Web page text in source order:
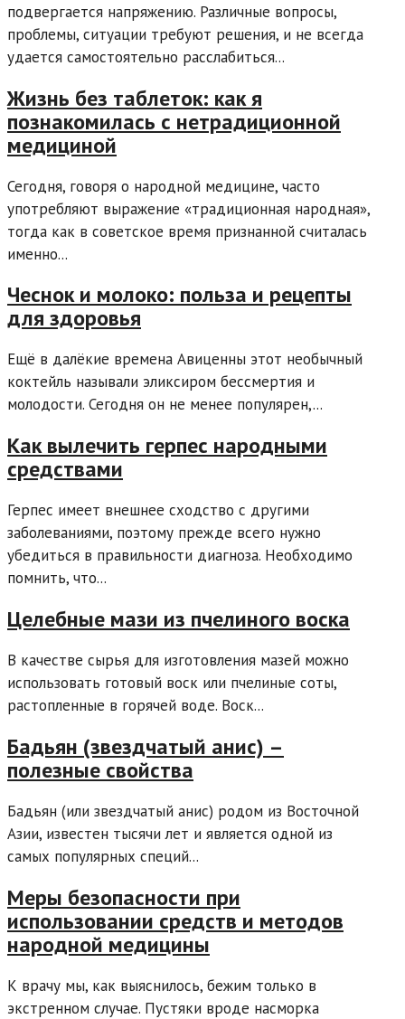
подвергается напряжению. Различные вопросы,
проблемы, ситуации требуют решения, и не всегда
удается самостоятельно расслабиться...
Жизнь без таблеток: как я
познакомилась с нетрадиционной
медициной
Сегодня, говоря о народной медицине, часто
употребляют выражение «традиционная народная»,
тогда как в советское время признанной считалась
именно...
Чеснок и молоко: польза и рецепты
для здоровья
Ещё в далёкие времена Авиценны этот необычный
коктейль называли эликсиром бессмертия и
молодости. Сегодня он не менее популярен,...
Как вылечить герпес народными
средствами
Герпес имеет внешнее сходство с другими
заболеваниями, поэтому прежде всего нужно
убедиться в правильности диагноза. Необходимо
помнить, что...
Целебные мази из пчелиного воска
В качестве сырья для изготовления мазей можно
использовать готовый воск или пчелиные соты,
растопленные в горячей воде. Воск...
Бадьян (звездчатый анис) –
полезные свойства
Бадьян (или звездчатый анис) родом из Восточной
Азии, известен тысячи лет и является одной из
самых популярных специй...
Меры безопасности при
использовании средств и методов
народной медицины
К врачу мы, как выяснилось, бежим только в
экстренном случае. Пустяки вроде насморка